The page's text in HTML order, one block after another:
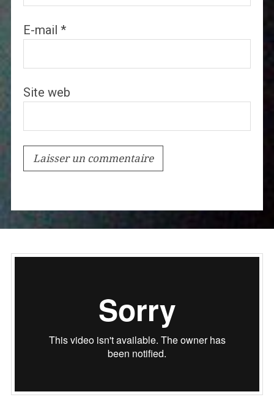
E-mail *
Site web